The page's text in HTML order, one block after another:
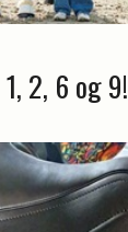
2, 6 og 9!